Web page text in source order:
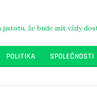
že bude mít vždy
POLITIKA SPOLEČNOSTI